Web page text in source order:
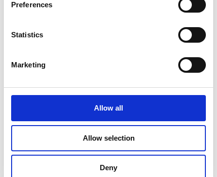
Preferences
Statistics
Marketing
Allow all
Allow selection
Deny
Déchiquetage de documents